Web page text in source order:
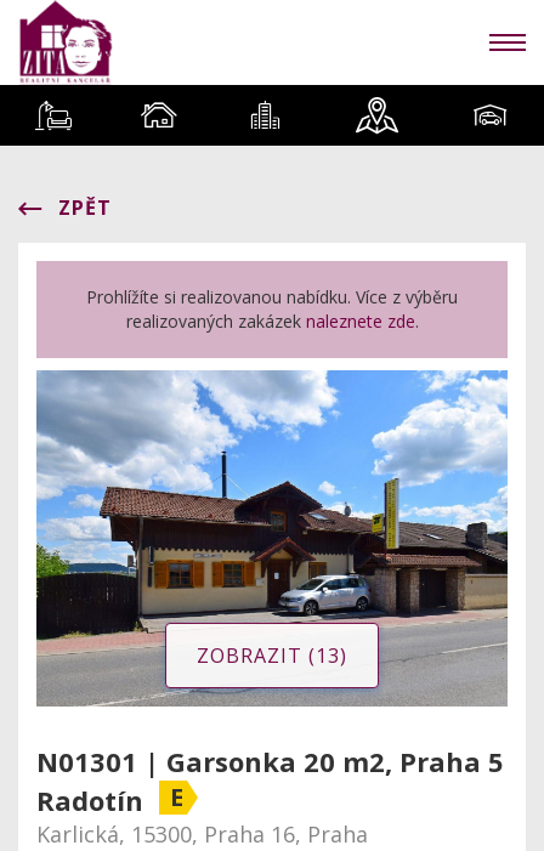
ZPĚT
Prohlížíte si realizovanou nabídku. Více z výběru
realizovaných zakázek naleznete zde.
ZOBRAZIT (13)
N01301 | Garsonka 20 m2, Praha 5
Radotín
E
Karlická, 15300, Praha 16, Praha